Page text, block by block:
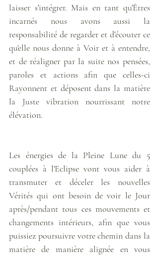
laisser s'intégrer. Mais en tant qu'Êtres
incarnés nous avons aussi la
responsabilité de regarder et d'écouter ce
qu'elle nous donne à Voir et à entendre,
et de réaligner par la suite nos pensées,
paroles et actions afin que celles-ci
Rayonnent et déposent dans la matière
la Juste vibration nourrissant notre
élévation.
Les énergies de la Pleine Lune du 5
couplées à l'Eclipse vont vous aider à
transmuter et déceler les nouvelles
Vérités qui ont besoin de voir le Jour
après/pendant tous ces mouvements et
changements intérieurs, afin que vous
puissiez poursuivre votre chemin dans la
matière de manière alignée en vous